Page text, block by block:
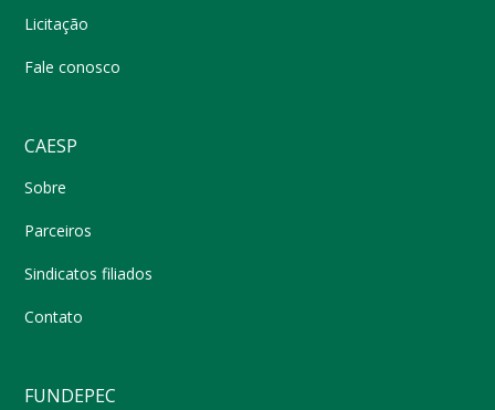
Licitação
Fale conosco
CAESP
Sobre
Parceiros
Sindicatos filiados
Contato
FUNDEPEC